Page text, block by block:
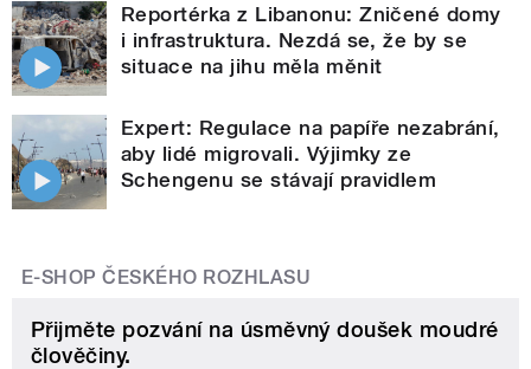
Reportérka z Libanonu: Zničené domy
i infrastruktura. Nezdá se, že by se
situace na jihu měla měnit
Expert: Regulace na papíře nezabrání,
aby lidé migrovali. Výjimky ze
Schengenu se stávají pravidlem
E-SHOP ČESKÉHO ROZHLASU
Přijměte pozvání na úsměvný doušek moudré
člověčiny.